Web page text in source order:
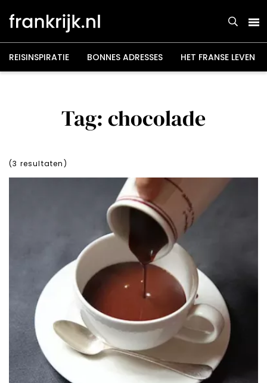
naar
inhoud
REISINSPIRATIE BONNES ADRESSES HET FRANSE LEVEN
Tag: chocolade
(3 resultaten)